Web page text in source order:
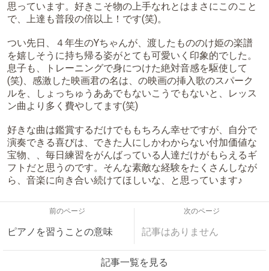
思っています。好きこそ物の上手なれとはまさにこのこと
で、上達も普段の倍以上！です(笑)。
つい先日、４年生のYちゃんが、渡したもののけ姫の楽譜
を嬉しそうに持ち帰る姿がとても可愛いく印象的でした。
息子も、トレーニングで身につけた絶対音感を駆使して
(笑)、感激した映画君の名は、の映画の挿入歌のスパーク
ルを、しょっちゅうああでもないこうでもないと、レッス
ン曲より多く費やしてます(笑)
好きな曲は鑑賞するだけでももちろん幸せですが、自分で
演奏できる喜びは、できた人にしかわからない付加価値な
宝物、、毎日練習をがんばっている人達だけがもらえるギ
フトだと思うのです。そんな素敵な経験をたくさんしなが
ら、音楽に向き合い続けてほしいな、と思っています♪
前のページ
ピアノを習うことの意味
次のページ
記事はありません
記事一覧を見る